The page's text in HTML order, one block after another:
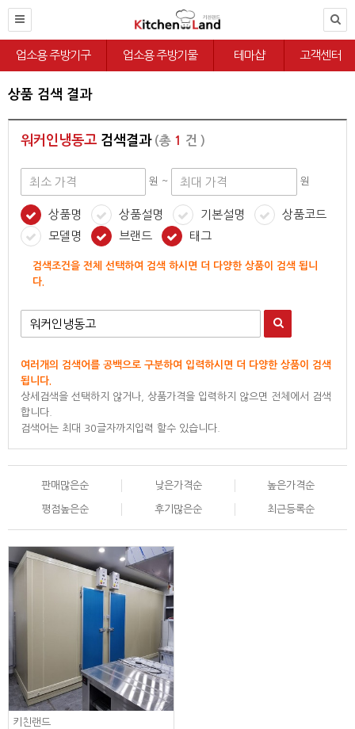
업소용 주방기구 업소용 주방기물 테마샵 고객센터
상품 검색 결과
워커인냉동고 검색결과(총 1 건 )
원 ~ 원
상품명 상품설명 기본설명
상품코드
모델명
브랜드 태그
검색조건을 전체 선택하여 검색 하시면 더 다양한 상품이 검색 됩니
다.
여러개의 검색어를 공백으로 구분하여 입력하시면 더 다양한 상품이 검색
됩니다.
상세검색을 선택하지 않거나, 상품가격을 입력하지 않으면 전체에서 검색
합니다.
검색어는 최대 30글자까지입력 할수 있습니다.
판매많은순 낮은가격순 높은가격순
평점높은순 후기많은순 최근등록순
키친랜드